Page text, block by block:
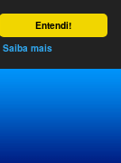
Entendi!
Saiba mais